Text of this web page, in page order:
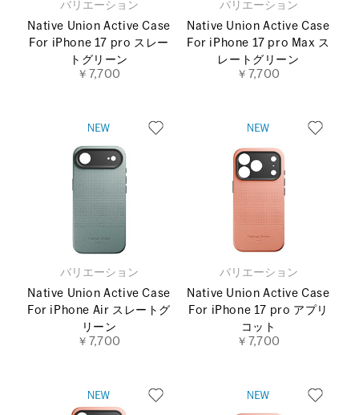
バリエーション
Native Union Active Case
For iPhone 17 pro スレー
トグリーン
￥7,700
バリエーション
Native Union Active Case
For iPhone 17 pro Max ス
レートグリーン
￥7,700
バリエーション
Native Union Active Case
For iPhone Air スレートグ
リーン
￥7,700
バリエーション
Native Union Active Case
For iPhone 17 pro アプリ
コット
￥7,700